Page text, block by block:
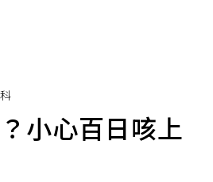
小心百日咳上